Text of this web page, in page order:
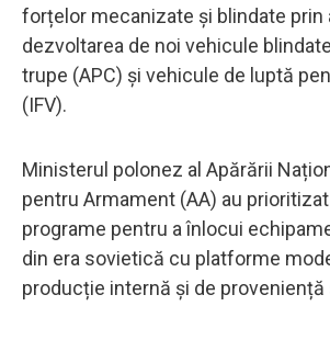
forțelor mecanizate și blindate prin
dezvoltarea de noi vehicule
trupe (APC) și vehicule de luptă
(IFV).
Ministerul polonez al Apărării
pentru Armament (AA) au
programe pentru a înlocui
din era sovietică cu platforme
producție internă și de proveniență